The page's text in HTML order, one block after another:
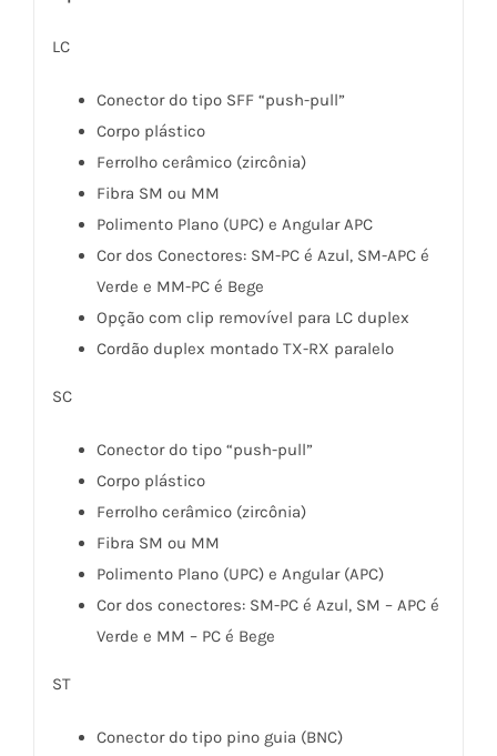
LC
Conector do tipo SFF “push-pull”
Corpo plástico
Ferrolho cerâmico (zircônia)
Fibra SM ou MM
Polimento Plano (UPC) e Angular APC
Cor dos Conectores: SM-PC é Azul, SM-APC é
Verde e MM-PC é Bege
Opção com clip removível para LC duplex
Cordão duplex montado TX-RX paralelo
SC
Conector do tipo “push-pull”
Corpo plástico
Ferrolho cerâmico (zircônia)
Fibra SM ou MM
Polimento Plano (UPC) e Angular (APC)
Cor dos conectores: SM-PC é Azul, SM – APC é
Verde e MM – PC é Bege
ST
Conector do tipo pino guia (BNC)